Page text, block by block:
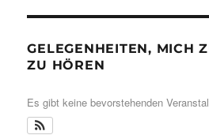
GELEGENHEITEN, MICH
ZU HÖREN
Es gibt keine bevorstehenden